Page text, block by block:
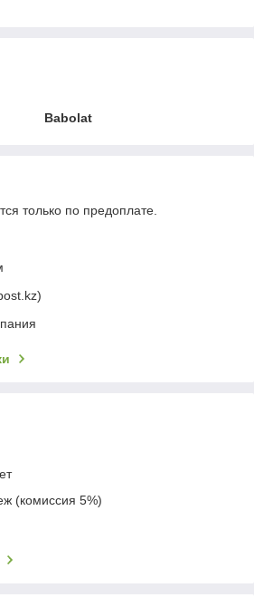
Babolat
только по предоплате.
(комиссия 5%)